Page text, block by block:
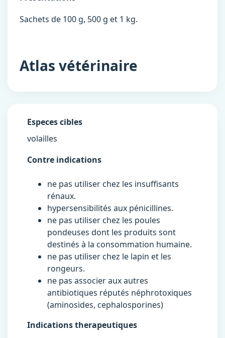
Sachets de 100 g, 500 g et 1 kg.
Atlas vétérinaire
Especes cibles
volailles
Contre indications
ne pas utiliser chez les insuffisants
rénaux.
hypersensibilités aux pénicillines.
ne pas utiliser chez les poules
pondeuses dont les produits sont
destinés à la consommation humaine.
ne pas utiliser chez le lapin et les
rongeurs.
ne pas associer aux autres
antibiotiques réputés néphrotoxiques
(aminosides, cephalosporines)
Indications therapeutiques